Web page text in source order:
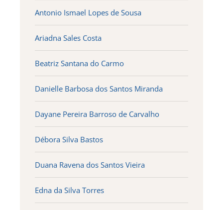
Antonio Ismael Lopes de Sousa
Ariadna Sales Costa
Beatriz Santana do Carmo
Danielle Barbosa dos Santos Miranda
Dayane Pereira Barroso de Carvalho
Débora Silva Bastos
Duana Ravena dos Santos Vieira
Edna da Silva Torres